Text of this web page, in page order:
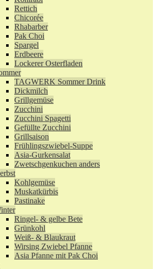
Rettich
Chicorée
Rhabarber
Pak Choi
Spargel
Erdbeere
Lockerer Osterfladen
TAGWERK Sommer Drink
Dickmilch
Grillgemüse
Zucchini
Zucchini Spagetti
Gefüllte Zucchini
Grillsaison
Frühlingszwiebel-Suppe
Asia-Gurkensalat
Zwetschgenkuchen anders
Kohlgemüse
Muskatkürbis
Pastinake
Ringel- & gelbe Bete
Grünkohl
Weiß- & Blaukraut
Wirsing Zwiebel Pfanne
Asia Pfanne mit Pak Choi